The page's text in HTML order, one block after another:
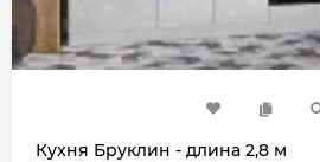
Кухня Бруклин - длина 2,8 м